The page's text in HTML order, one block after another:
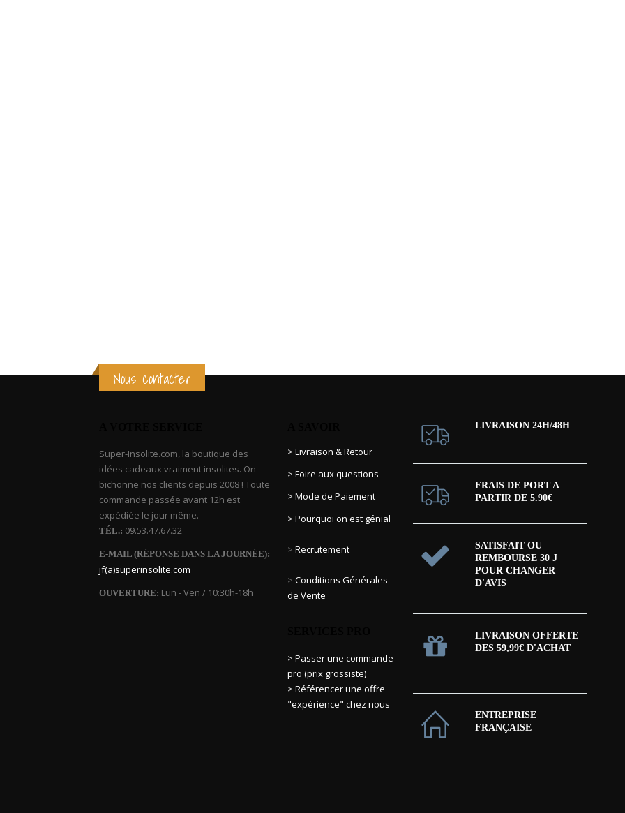
Nous contacter
Super-Insolite.com, la boutique des
idées cadeaux vraiment insolites. On
bichonne nos clients depuis 2008 ! Toute
commande passée avant 12h est
expédiée le jour même.
TÉL.: 09.53.47.67.32
E-MAIL (RÉPONSE DANS LA JOURNÉE):
jf(a)superinsolite.com
OUVERTURE: Lun - Ven / 10:30h-18h
> Livraison & Retour
> Foire aux questions
> Mode de Paiement
> Pourquoi on est génial
> Recrutement
> Conditions Générales
de Vente
> Passer une commande
pro (prix grossiste)
> Référencer une offre
"expérience" chez nous
LIVRAISON 24H/48H
FRAIS DE PORT A
PARTIR DE 5.90€
SATISFAIT OU
REMBOURSE 30 J
POUR CHANGER
D'AVIS
LIVRAISON OFFERTE
DES 59,99€ D'ACHAT
ENTREPRISE
FRANÇAISE